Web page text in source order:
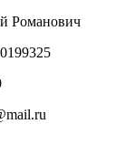
Романович